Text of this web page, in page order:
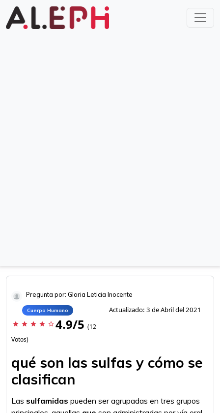
Pregunta por: Gloria Leticia Inocente
Cuerpo Humano Actualizado: 3 de Abril del 2021
star star star star star_border 4.9/5 (12
Votos)
qué son las sulfas y cómo se
clasifican
Las sulfamidas pueden ser agrupadas en tres grupos